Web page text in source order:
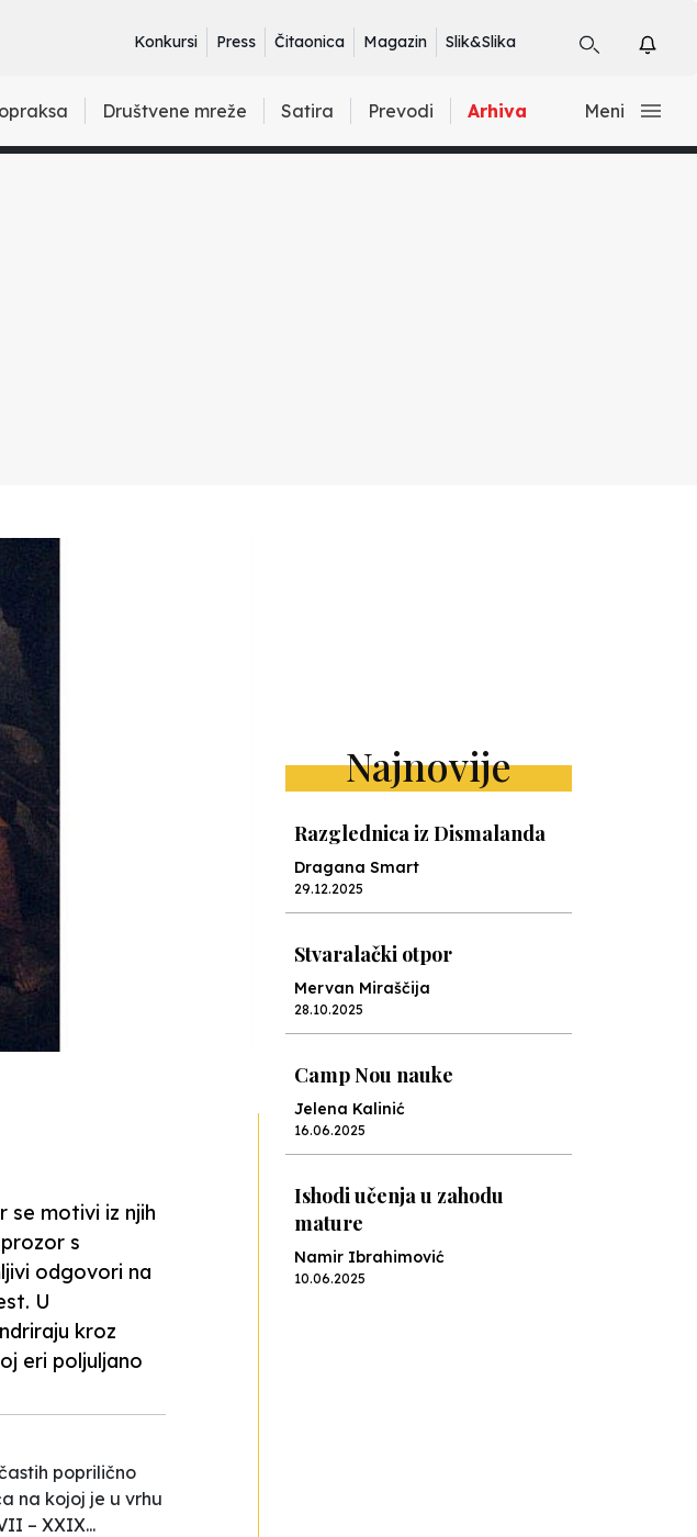
Konkursi Press Čitaonica Magazin Slik&Slika
Društvene mreže Satira Prevodi Arhiva Meni
se motivi iz njih
s
odgovori na
U
kroz
eri poljuljano
poprilično
na kojoj je u vrhu
– XXIX...
Najnovije
Razglednica iz Dismalanda
Dragana Smart
29.12.2025
Stvaralački otpor
Mervan Miraščija
28.10.2025
Camp Nou nauke
Jelena Kalinić
16.06.2025
Ishodi učenja u zahodu
mature
Namir Ibrahimović
10.06.2025